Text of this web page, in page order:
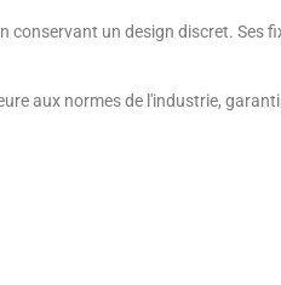
un design discret. Ses
aux normes de l'industrie,